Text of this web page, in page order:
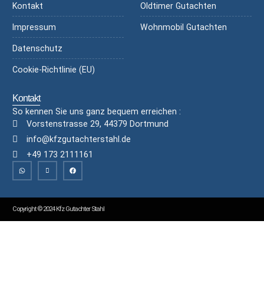
Kontakt
Impressum
Datenschutz
Cookie-Richtlinie (EU)
Oldtimer Gutachten
Wohnmobil Gutachten
Kontakt
So kennen Sie uns ganz bequem erreichen :
Vorstenstrasse 29, 44379 Dortmund
info@kfzgutachterstahl.de
+49 173 2111161
Copyright © 2024 Kfz Gutachter Stahl